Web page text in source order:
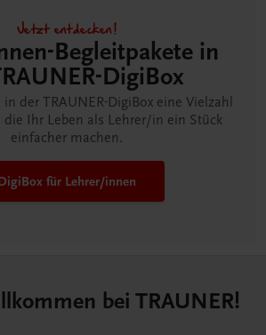
Jetzt entdecken!
Begleitpakete in
DigiBox
der TRAUNER-DigiBox eine Vielzahl
die Ihr Leben als Lehrer/in ein Stück
einfacher machen.
für Lehrer/innen
bei TRAUNER!